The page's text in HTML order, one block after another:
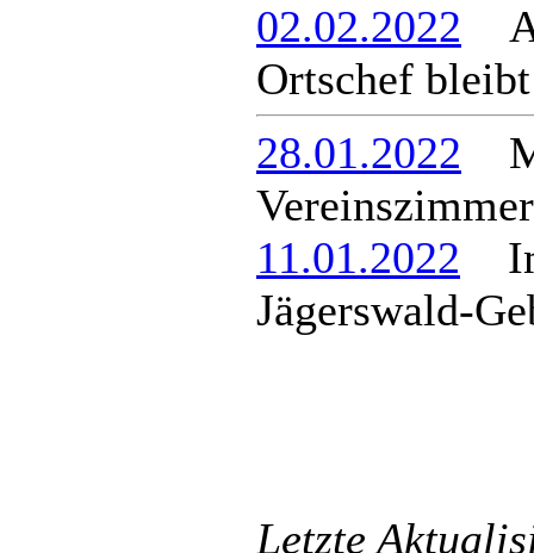
02.02.2022
Ortschef
28.01.2022
11.01.2022
Jägerswald-
Letzte